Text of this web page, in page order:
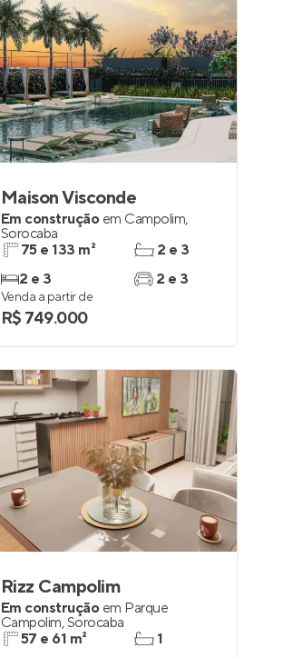
Maison Visconde
Em construção em Campolim,
Sorocaba
75 e 133 m²
2 e 3
2 e 3
2 e 3
Venda a partir de
R$ 749.000
Rizz Campolim
Em construção em Parque
Campolim,Sorocaba
57 e 61 m²
1